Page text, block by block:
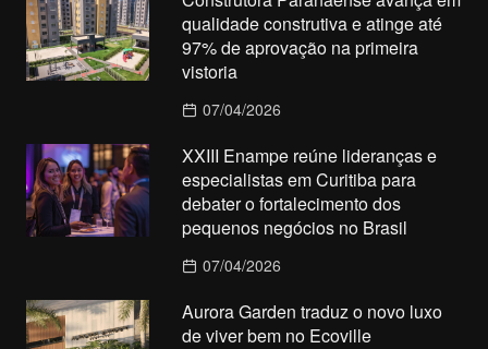
qualidade construtiva e atinge até
97% de aprovação na primeira
vistoria
07/04/2026
XXIII Enampe reúne lideranças e
especialistas em Curitiba para
debater o fortalecimento dos
pequenos negócios no Brasil
07/04/2026
Aurora Garden traduz o novo luxo
de viver bem no Ecoville